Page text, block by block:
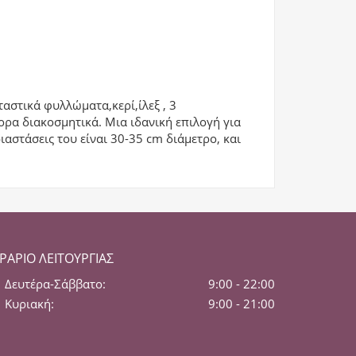
φυλλώματα,κερί,ίλεξ , 3
διακοσμητικά. Μια ιδανική επιλογή για
του είναι 30-35 cm διάμετρο, και
ΛΕΙΤΟΥΡΓΊΑΣ
Δευτέρα-Σάββατο:
9:00 - 22:00
Κυριακή:
9:00 - 21:00